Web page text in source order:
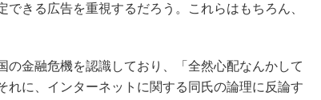
きる広告を重視するだろう。これらはもちろん、
金融危機を認識しており、「全然心配なんかして
れに、インターネットに関する同氏の論理に反論す